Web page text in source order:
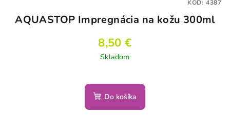
AQUASTOP Impregnácia na kožu 300ml
8,50 €
Skladom
Do košíka
KÓD: 4387